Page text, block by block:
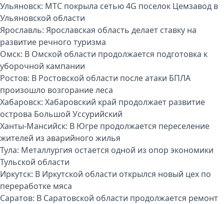
Ульяновск: МТС покрыла сетью 4G поселок Цемзавод в
Ульяновской области
Ярославль: Ярославская область делает ставку на
развитие речного туризма
Омск: В Омской области продолжается подготовка к
уборочной кампании
Ростов: В Ростовской области после атаки БПЛА
произошло возгорание леса
Хабаровск: Хабаровский край продолжает развитие
острова Большой Уссурийский
Ханты-Мансийск: В Югре продолжается переселение
жителей из аварийного жилья
Тула: Металлургия остается одной из опор экономики
Тульской области
Иркутск: В Иркутской области открылся новый цех по
переработке мяса
Саратов: В Саратовской области продолжается ремонт